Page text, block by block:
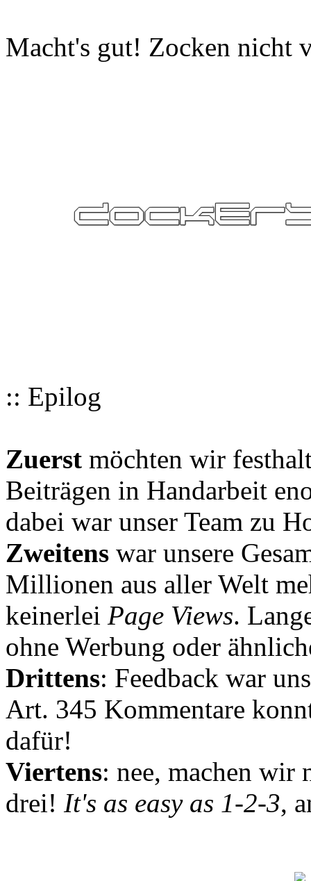
Macht's gut! Zocken nicht
:: Epilog
Zuerst möchten wir
Beiträgen in Handarbeit
dabei war unser Team zu
Zweitens war unsere
Millionen aus aller Welt
keinerlei Page Views.
ohne Werbung oder
Drittens: Feedback war
Art. 345 Kommentare
dafür!
Viertens: nee, machen wir
drei! It's as easy as 1-2-3,